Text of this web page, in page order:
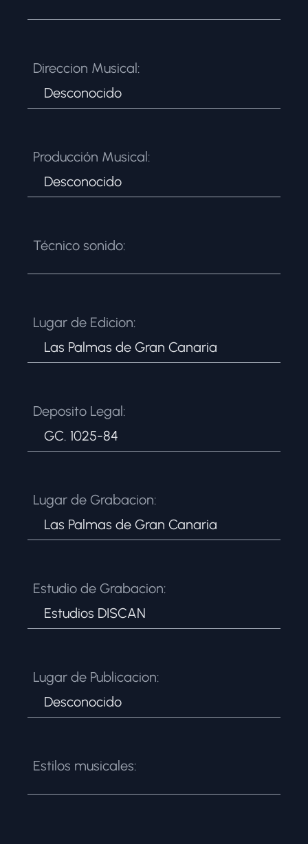
Direccion Musical:
Desconocido
Producción Musical:
Desconocido
Técnico sonido:
Lugar de Edicion:
Las Palmas de Gran Canaria
Deposito Legal:
GC. 1025-84
Lugar de Grabacion:
Las Palmas de Gran Canaria
Estudio de Grabacion:
Estudios DISCAN
Lugar de Publicacion:
Desconocido
Estilos musicales: